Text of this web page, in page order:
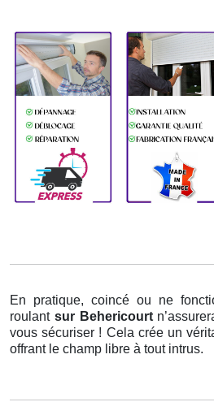
En pratique, coincé ou ne
roulant sur Behericourt
vous sécuriser ! Cela crée un
offrant le champ libre à tout intrus.